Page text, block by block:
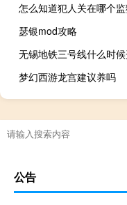
怎么知道犯人关在哪个
瑟银mod攻略
无锡地铁三号线什么时
梦幻西游龙宫建议养吗
公告